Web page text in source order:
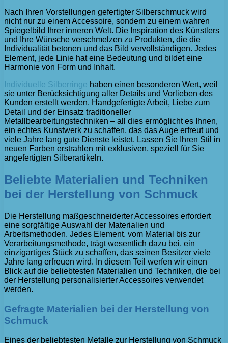
Nach Ihren Vorstellungen gefertigter Silberschmuck wird
nicht nur zu einem Accessoire, sondern zu einem wahren
Spiegelbild Ihrer inneren Welt. Die Inspiration des Künstlers
und Ihre Wünsche verschmelzen zu Produkten, die die
Individualität betonen und das Bild vervollständigen. Jedes
Element, jede Linie hat eine Bedeutung und bildet eine
Harmonie von Form und Inhalt.
Individuelle Silberringe haben einen besonderen Wert, weil
sie unter Berücksichtigung aller Details und Vorlieben des
Kunden erstellt werden. Handgefertigte Arbeit, Liebe zum
Detail und der Einsatz traditioneller
Metallbearbeitungstechniken – all dies ermöglicht es Ihnen,
ein echtes Kunstwerk zu schaffen, das das Auge erfreut und
viele Jahre lang gute Dienste leistet. Lassen Sie Ihren Stil in
neuen Farben erstrahlen mit exklusiven, speziell für Sie
angefertigten Silberartikeln.
Beliebte Materialien und Techniken
bei der Herstellung von Schmuck
Die Herstellung maßgeschneiderter Accessoires erfordert
eine sorgfältige Auswahl der Materialien und
Arbeitsmethoden. Jedes Element, vom Material bis zur
Verarbeitungsmethode, trägt wesentlich dazu bei, ein
einzigartiges Stück zu schaffen, das seinen Besitzer viele
Jahre lang erfreuen wird. In diesem Teil werfen wir einen
Blick auf die beliebtesten Materialien und Techniken, die bei
der Herstellung personalisierter Accessoires verwendet
werden.
Gefragte Materialien bei der Herstellung von
Schmuck
Eines der beliebtesten Metalle zur Herstellung von Schmuck